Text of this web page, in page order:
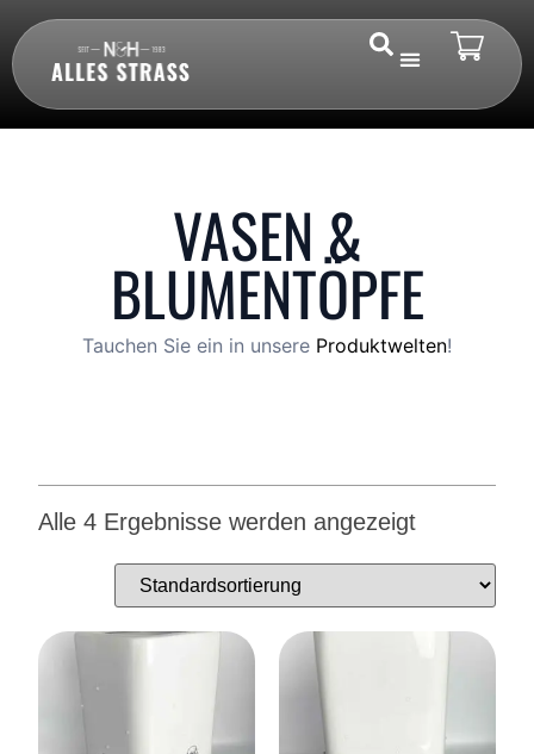
VASEN &
BLUMENTÖPFE
Tauchen Sie ein in unsere Produktwelten!
Alle 4 Ergebnisse werden angezeigt